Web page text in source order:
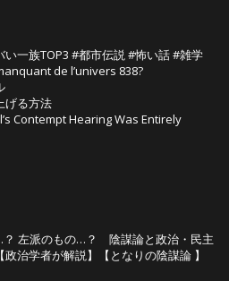
一族TOP3 #都市伝説 #怖い話 #雑学
de l’univers 838?
げる方法
Contempt Hearing Was Entirely
左派のもの…？ 陰謀論と政治・民主
治学者が解説】【となりの陰謀論 】